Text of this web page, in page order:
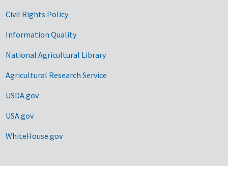
Civil Rights Policy
Information Quality
National Agricultural Library
Agricultural Research Service
USDA.gov
USA.gov
WhiteHouse.gov